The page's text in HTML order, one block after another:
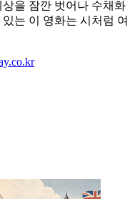
을 잠깐 벗어나 수채화
는 이 영화는 시처럼 여